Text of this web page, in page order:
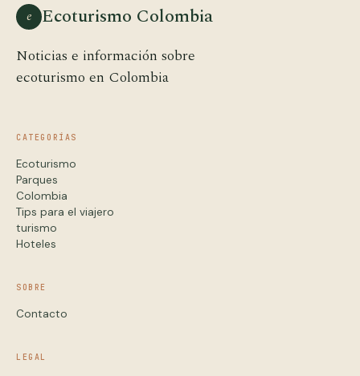
e Ecoturismo Colombia
Noticias e información sobre
ecoturismo en Colombia
CATEGORÍAS
Ecoturismo
Parques
Colombia
Tips para el viajero
turismo
Hoteles
SOBRE
Contacto
LEGAL